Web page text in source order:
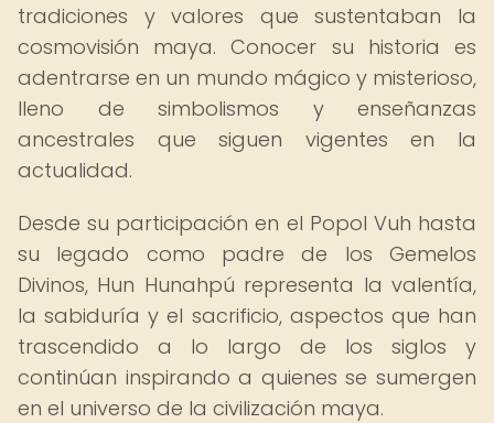
tradiciones y valores que sustentaban la
cosmovisión maya. Conocer su historia es
adentrarse en un mundo mágico y misterioso,
lleno de simbolismos y enseñanzas
ancestrales que siguen vigentes en la
actualidad.
Desde su participación en el Popol Vuh hasta
su legado como padre de los Gemelos
Divinos, Hun Hunahpú representa la valentía,
la sabiduría y el sacrificio, aspectos que han
trascendido a lo largo de los siglos y
continúan inspirando a quienes se sumergen
en el universo de la civilización maya.